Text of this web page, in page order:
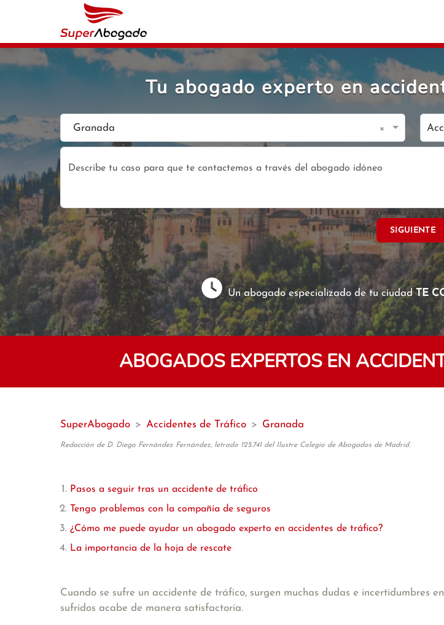
Tu abogado experto en
Granada ×
SIGUIENTE
Un abogado especializado de tu ciudadTE
ABOGADOS EXPERTOS EN
SuperAbogado > Accidentes de Tráfico > Granada
Redacción de D. Diego Fernández Fernández, letrado 125.741 del Ilustre Colegio de Abogados de Madrid.
Pasos a seguir tras un accidente de tráfico
Tengo problemas con la compañía de seguros
¿Cómo me puede ayudar un abogado experto en accidentes de tráfico?
La importancia de la hoja de rescate
Cuando se sufre un accidente de tráfico, surgen muchas dudas e incertidumbres
sufridos acabe de manera satisfactoria.